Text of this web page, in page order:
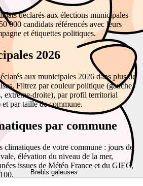
Brebis galeuses
déclarés aux élections municipales
000 candidats référencés avec leurs
et étiquettes politiques.
2026
aux municipales 2026 dans plus de
Filtrez par couleur politique (gauche,
extrême-droite), par profil territorial
par taille de commune.
par commune
climatiques de votre commune : jours de
élévation du niveau de la mer,
issues de Météo France et du GIEC,